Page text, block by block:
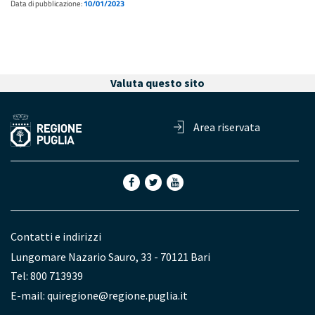
Data di pubblicazione:10/01/2023
Valuta questo sito
Area riservata
Contatti e indirizzi
Lungomare Nazario Sauro, 33 - 70121 Bari
Tel: 800 713939
E-mail: quiregione@regione.puglia.it